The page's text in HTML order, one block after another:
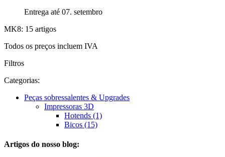
Entrega até 07. setembro
MK8: 15 artigos
Todos os preços incluem IVA
Filtros
Categorias:
Peças sobressalentes & Upgrades
Impressoras 3D
Hotends (1)
Bicos (15)
Artigos do nosso blog: